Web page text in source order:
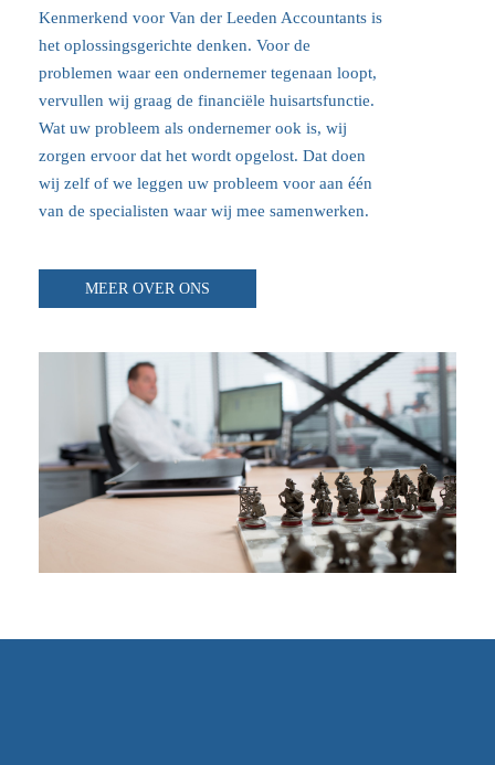
Kenmerkend voor Van der Leeden Accountants is
het oplossingsgerichte denken. Voor de
problemen waar een ondernemer tegenaan loopt,
vervullen wij graag de financiële huisartsfunctie.
Wat uw probleem als ondernemer ook is, wij
zorgen ervoor dat het wordt opgelost. Dat doen
wij zelf of we leggen uw probleem voor aan één
van de specialisten waar wij mee samenwerken.
MEER OVER ONS